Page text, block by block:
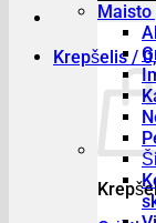
Krepšelis /
Maisto